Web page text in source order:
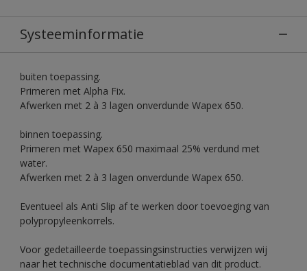
Systeeminformatie
buiten toepassing.
Primeren met Alpha Fix.
Afwerken met 2 à 3 lagen onverdunde Wapex 650.
binnen toepassing.
Primeren met Wapex 650 maximaal 25% verdund met
water.
Afwerken met 2 à 3 lagen onverdunde Wapex 650.
Eventueel als Anti Slip af te werken door toevoeging van
polypropyleenkorrels.
Voor gedetailleerde toepassingsinstructies verwijzen wij
naar het technische documentatieblad van dit product.